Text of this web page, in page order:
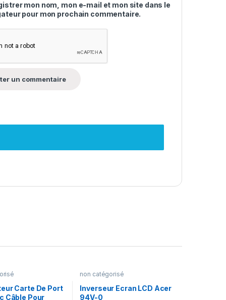
mon nom, mon e-mail et mon site dans le
pour mon prochain commentaire.
Carte De Port
Câble Pour
non catégorisé
Inverseur Ecran LCD Acer
94V-0